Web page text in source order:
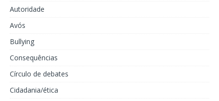
Autoridade
Avós
Bullying
Consequências
Círculo de debates
Cidadania/ética